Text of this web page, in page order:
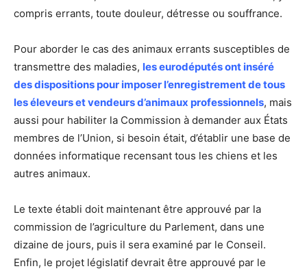
compris errants, toute douleur, détresse ou souffrance.
Pour aborder le cas des animaux errants susceptibles de
transmettre des maladies, les eurodéputés ont inséré
des dispositions pour imposer l’enregistrement de tous
les éleveurs et vendeurs d’animaux professionnels, mais
aussi pour habiliter la Commission à demander aux États
membres de l’Union, si besoin était, d’établir une base de
données informatique recensant tous les chiens et les
autres animaux.
Le texte établi doit maintenant être approuvé par la
commission de l’agriculture du Parlement, dans une
dizaine de jours, puis il sera examiné par le Conseil.
Enfin, le projet législatif devrait être approuvé par le